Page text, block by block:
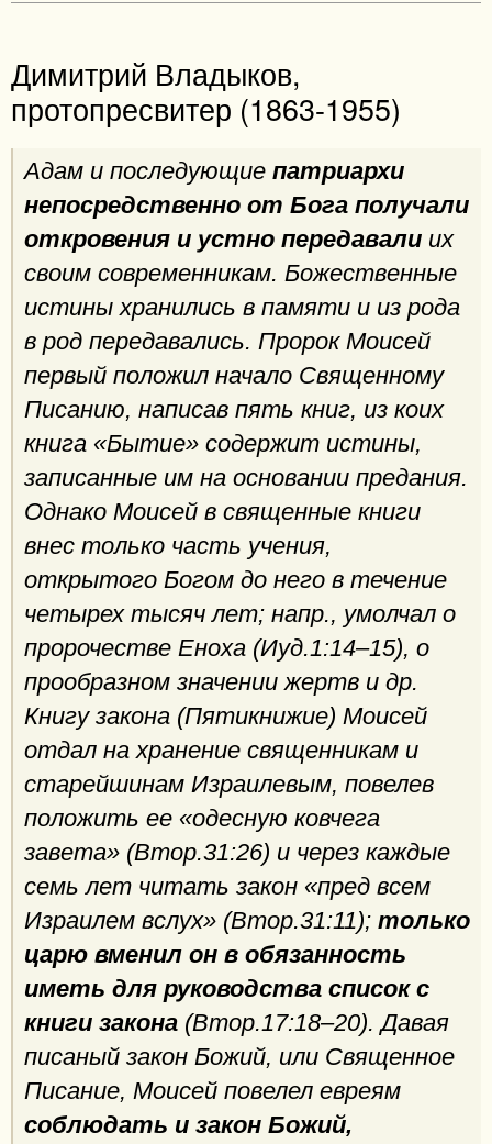
Димитрий Владыков,
протопресвитер (1863-1955)
Адам и последующие патриархи
непосредственно от Бога получали
откровения и устно передавали их
своим современникам. Божественные
истины хранились в памяти и из рода
в род передавались. Пророк Моисей
первый положил начало Священному
Писанию, написав пять книг, из коих
книга «Бытие» содержит истины,
записанные им на основании предания.
Однако Моисей в священные книги
внес только часть учения,
открытого Богом до него в течение
четырех тысяч лет; напр., умолчал о
пророчестве Еноха (Иуд.1:14–15), ο
прообразном значении жертв и др.
Книгу закона (Пятикнижие) Моисей
отдал на хранение священникам и
старейшинам Израилевым, повелев
положить ее «одесную ковчега
завета» (Втор.31:26) и через каждые
семь лет читать закон «пред всем
Израилем вслух» (Втор.31:11); только
царю вменил он в обязанность
иметь для руководства список с
книги закона (Втор.17:18–20). Давая
писаный закон Божий, или Священное
Писание, Моисей повелел евреям
соблюдать и закон Божий,